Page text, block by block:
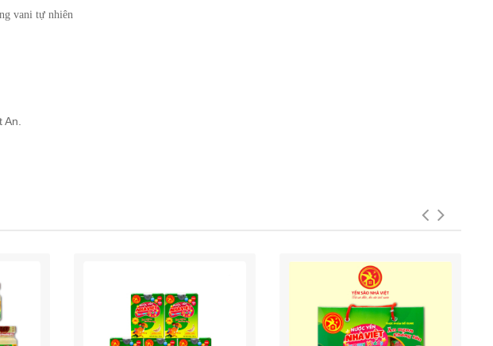
vani tự nhiên